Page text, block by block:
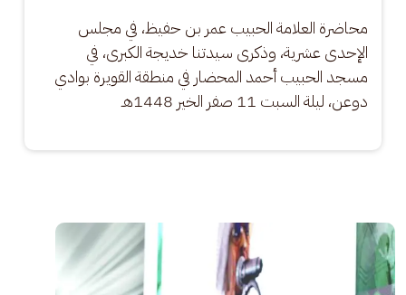
محاضرة العلامة الحبيب عمر بن حفيظ، في مجلس
الإحدى عشرية، وذكرى سيدتنا خديجة الكبرى، في
مسجد الحبيب أحمد المحضار في منطقة القويرة بوادي
دوعن، ليلة السبت 11 صفر الخير 1448هـ
الصورة